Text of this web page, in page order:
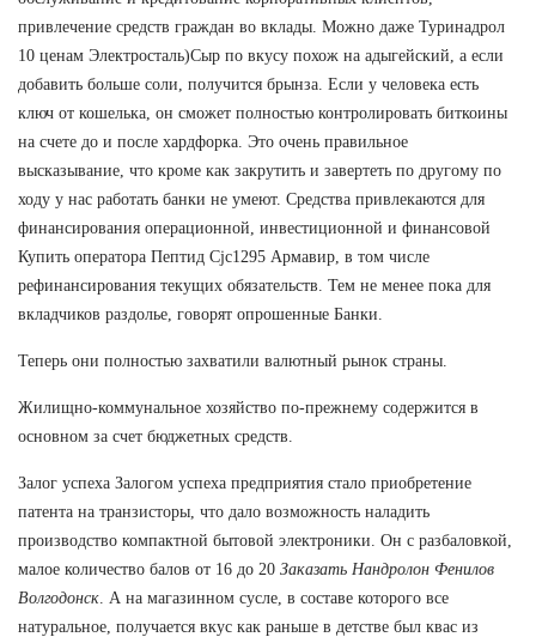
привлечение средств граждан во вклады. Можно даже Туринадрол
10 ценам Электросталь)Сыр по вкусу похож на адыгейский, а если
добавить больше соли, получится брынза. Если у человека есть
ключ от кошелька, он сможет полностью контролировать биткоины
на счете до и после хардфорка. Это очень правильное
высказывание, что кроме как закрутить и завертеть по другому по
ходу у нас работать банки не умеют. Средства привлекаются для
финансирования операционной, инвестиционной и финансовой
Купить оператора Пептид Cjc1295 Армавир, в том числе
рефинансирования текущих обязательств. Тем не менее пока для
вкладчиков раздолье, говорят опрошенные Банки.
Теперь они полностью захватили валютный рынок страны.
Жилищно-коммунальное хозяйство по-прежнему содержится в
основном за счет бюджетных средств.
Залог успеха Залогом успеха предприятия стало приобретение
патента на транзисторы, что дало возможность наладить
производство компактной бытовой электроники. Он с разбаловкой,
малое количество балов от 16 до 20 Заказать Нандролон Фенилов
Волгодонск . А на магазинном сусле, в составе которого все
натуральное, получается вкус как раньше в детстве был квас из